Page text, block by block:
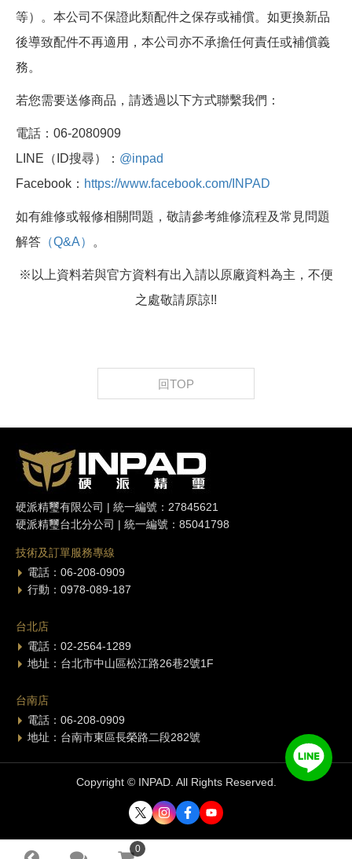
0
等）。本公司不保證此類配件之保存或補償。如更換新品
後導致配件不再適用，本公司亦不承擔任何責任或補償義
務。
若您需要送修商品，請透過以下方式聯繫我們：
電話：06-2080909
LINE（ID搜尋）： @inpad
Facebook： https://www.facebook.com/INPAD
如有維修或報修相關問題，敬請參考維修流程及常見問題
解答 （Q&A） 。
※以上資料若與官方資料有出入請以原廠資料為主，不便
之處敬請原諒!!
回TOP
硬派精璽有限公司 | 統一編號：27845621
硬派精璽台北分公司 | 統一編號：85041798
技術及訂單服務專線
電話：06-208-0909
行動：0978-089-187
台北店
電話：02-2564-1289
地址：台北市中山區松江路26巷2號1F
台南店
電話：06-208-0909
地址：台南市東區長榮路二段282號
Copyright © INPAD. All Rights Reserved.